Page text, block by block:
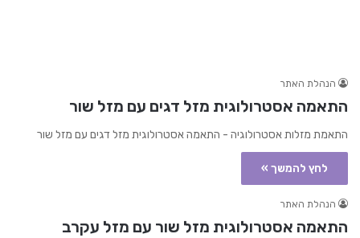
הנהלת האתר
התאמה אסטרולוגית מזל דגים עם מזל שור
התאמת מזלות אסטרולוגיה - התאמה אסטרולוגית מזל דגים עם מזל שור
לחץ להמשך »
הנהלת האתר
התאמה אסטרולוגית מזל שור עם מזל עקרב